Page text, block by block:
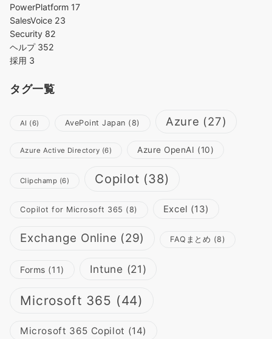
PowerPlatform 17
SalesVoice 23
Security 82
ヘルプ 352
採用 3
タグ一覧
AI (6) AvePoint Japan (8) Azure (27)
Azure Active Directory (6) Azure OpenAI (10)
Clipchamp (6) Copilot (38)
Copilot for Microsoft 365 (8) Excel (13)
Exchange Online (29) FAQまとめ (8)
Forms (11) Intune (21)
Microsoft 365 (44)
Microsoft 365 Copilot (14)